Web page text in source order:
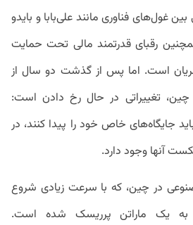
غول‌های فناوری مانند علی‌بابا و بایدو
رقبای قدرتمند مالی تحت حمایت
جریان است. اما پس از گذشت دو سال از
تغییراتی در حال رخ دادن است:
جایگاه‌های خاص خود را پیدا کنند، در
آنها وجود دارد.
در چین، که با سرعت زیادی شروع
به یک ماراتن پرریسک شده است.